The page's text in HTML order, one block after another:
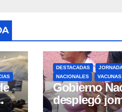
DESTACADAS
NACIONALES
VACUNAS
Gobierno
desplegó